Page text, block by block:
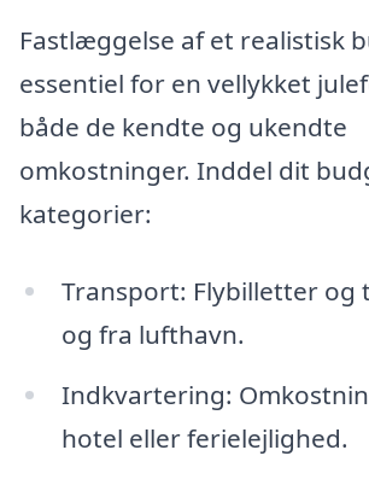
Fastlæggelse af et realistisk
essentiel for en vellykket
både de kendte og ukendte
omkostninger. Inddel dit
kategorier:
Transport: Flybilletter og
og fra lufthavn.
Indkvartering:
hotel eller ferielejlighed.